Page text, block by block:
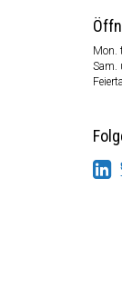
Mon.
Sam.